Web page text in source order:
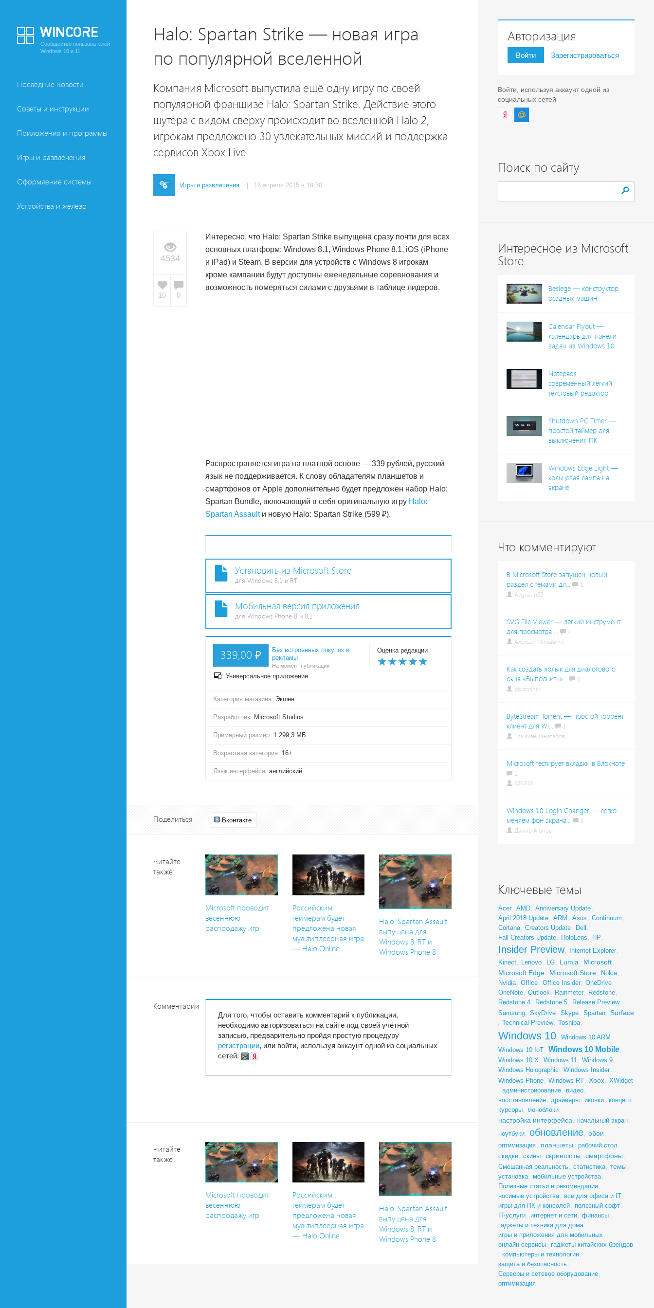
Сообщество пользователей
Windows 10 и 11
Последние новости
Советы и инструкции
Приложения и программы
Игры и развлечения
Оформление системы
Устройства и железо
Halo: Spartan Strike — новая игра
по популярной вселенной
Компания Microsoft выпустила ещё одну игру по своей
популярной франшизе Halo: Spartan Strike. Действие этого
шутера с видом сверху происходит во вселенной Halo 2,
игрокам предложено 30 увлекательных миссий и поддержка
сервисов Xbox Live.
Игры и развлечения | 16 апреля 2015 в 19:30
4534
10 0
Интересно, что Halo: Spartan Strike выпущена сразу почти для всех
основных платформ: Windows 8.1, Windows Phone 8.1, iOS (iPhone
и iPad) и Steam. В версии для устройств с Windows 8 игрокам
кроме кампании будут доступны еженедельные соревнования и
возможность померяться силами с друзьями в таблице лидеров.
Распространяется игра на платной основе — 339 рублей, русский
язык не поддерживается. К слову обладателям планшетов и
смартфонов от Apple дополнительно будет предложен набор Halo:
Spartan Bundle, включающий в себя оригинальную игру Halo:
Spartan Assaultи новую Halo: Spartan Strike (599 ₽).
Установить из Microsoft Store
для Windows 8.1 и RT
Мобильная версия приложения
для Windows Phone 8 и 8.1
339,00 ₽
Без встроенных покупок и
рекламы
На момент публикации
Универсальное приложение
Оценка редакции
Категория магазина: Экшен
Разработчик: Microsoft Studios
Примерный размер: 1 299,3 МБ
Возрастная категория: 16+
Язык интерфейса: английский
Поделиться Вконтакте
Читайте
также
Microsoft проводит
весеннюю
распродажу игр
Российским
геймерам будет
предложена новая
мультиплеерная игра
— Halo Online
Halo: Spartan Assault
выпущена для
Windows 8, RT и
Windows Phone 8
Комментарии
Для того, чтобы оставить комментарий к публикации,
необходимо авторизоваться на сайте под своей учётной
записью, предварительно пройдя простую процедуру
регистрации, или войти, используя аккаунт одной из социальных
сетей:
Читайте
также
Microsoft проводит
весеннюю
распродажу игр
Российским
геймерам будет
предложена новая
мультиплеерная игра
— Halo Online
Halo: Spartan Assault
выпущена для
Windows 8, RT и
Windows Phone 8
Авторизация
Войти Зарегистрироваться
Войти, используя аккаунт одной из
социальных сетей
Поиск по сайту
Интересное из Microsoft
Store
Besiege — конструктор
осадных машин
Calendar Flyout —
календарь для панели
задач из Windows 10
Notepads —
современный лёгкий
текстовый редактор
Shutdown PC Timer —
простой таймер для
выключения ПК
Windows Edge Light —
кольцевая лампа на
экране
Что комментируют
В Microsoft Store запущен новый
раздел с темами дл...
1
Avgustin85
SVG File Viewer — лёгкий инструмент
для просмотра ...
4
Алексей Михайлин
Как создать ярлык для диалогового
окна «Выполнить»...
6
oblominsk
ByteStream Torrent — простой торрент
клиент для Wi...
1
Ермахан Танатаров
Microsoft тестирует вкладки в Блокноте
1
ATARIG
Windows 10 Login Changer — легко
меняем фон экрана...
6
Дамир Аюпов
Ключевые темы
Acer, AMD, Anniversary Update,
April 2018 Update, ARM , Asus , Continuum ,
Cortana, Creators Update, Dell ,
Fall Creators Update, HoloLens , HP ,
Insider Preview, Internet Explorer,
Kinect, Lenovo, LG, Lumia, Microsoft,
Microsoft Edge, Microsoft Store, Nokia,
Nvidia, Office, Office Insider, OneDrive,
OneNote, Outlook, Rainmeter, Redstone,
Redstone 4, Redstone 5, Release Preview,
Samsung, SkyDrive, Skype, Spartan, Surface
, Technical Preview, Toshiba,
Windows 10, Windows 10 ARM ,
Windows 10 IoT, Windows 10 Mobile,
Windows 10 X, Windows 11, Windows 9,
Windows Holographic , Windows Insider,
Windows Phone, Windows RT, Xbox, XWidget
, администрирование, видео,
восстановление, драйверы, иконки, концепт,
курсоры, моноблоки,
настройка интерфейса, начальный экран,
ноутбуки, обновление, обои ,
оптимизация, планшеты , рабочий стол ,
скидки, скины, скриншоты , смартфоны ,
Смешанная реальность, статистика, темы ,
установка, мобильные устройства,
Полезные статьи и рекомендации,
носимые устройства, всё для офиса и IT,
игры для ПК и консолей, полезный софт,
IT-услуги, интернет и сети, финансы,
гаджеты и техника для дома,
игры и приложения для мобильных ,
онлайн-сервисы, гаджеты китайских брендов
, компьютеры и технологии,
защита и безопасность,
Серверы и сетевое оборудование,
оптимизация